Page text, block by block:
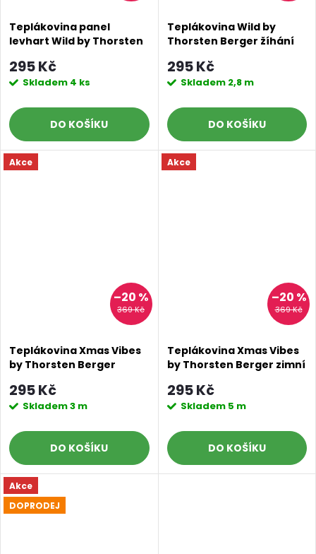
Teplákovina panel
levhart Wild by Thorsten
295 Kč
Skladem 4 ks
DO KOŠÍKU
Teplákovina Wild by
Thorsten Berger žíhání
295 Kč
Skladem 2,8 m
DO KOŠÍKU
Akce
369 Kč
–20 %
Teplákovina Xmas Vibes
by Thorsten Berger
295 Kč
Skladem3 m
DO KOŠÍKU
Akce
369 Kč
–20 %
Teplákovina Xmas Vibes
by Thorsten Berger zimní
295 Kč
Skladem 5 m
DO KOŠÍKU
Akce
DOPRODEJ